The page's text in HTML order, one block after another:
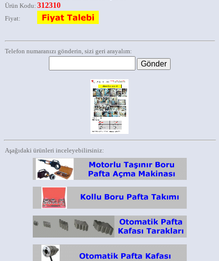
Ürün Kodu: 312310
Fiyat:
Telefon numaranızı gönderin, sizi geri arayalım:
Aşağıdaki ürünleri inceleyebilirsiniz: